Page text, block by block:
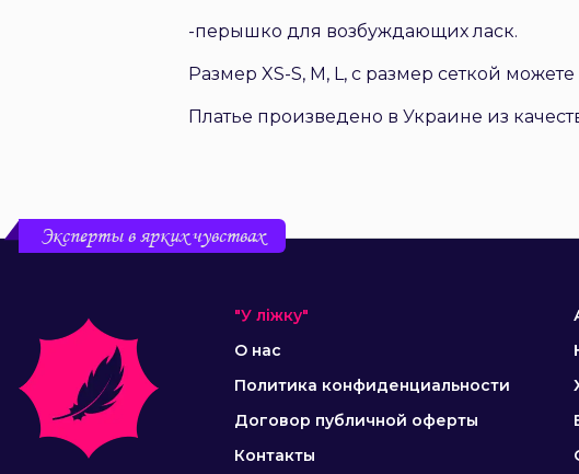
-перышко для возбуждающих ласк.
Размер XS-S, M, L, с размер сеткой
Платье произведено в Украине из
Эксперты в ярких чувствах
"У ліжку"
О нас
Политика конфиденциальности
Договор публичной оферты
Контакты